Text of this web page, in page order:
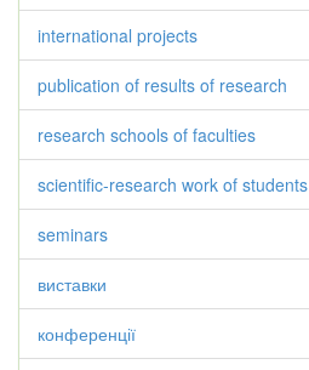
international projects
publication of results of research
research schools of faculties
scientific-research work of students
seminars
виставки
конференції